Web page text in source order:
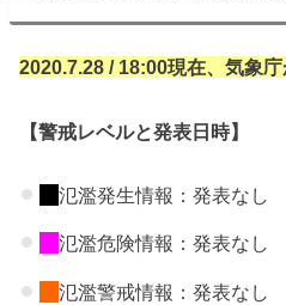
2020.7.28 / 18:00現在、気象
【警戒レベルと発表日時】
氾濫発生情報：発表なし
氾濫危険情報：発表なし
氾濫警戒情報：発表なし